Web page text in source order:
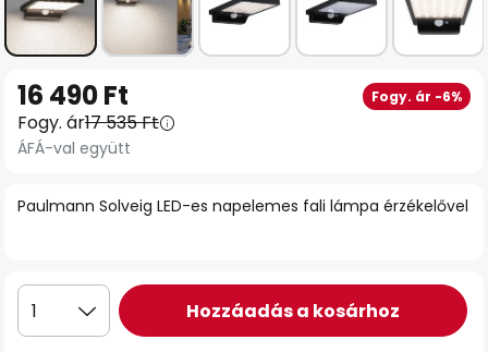
képgaléria
elejére
Paulmann Solveig LED-es napelemes fali lámpa érzékelővel
16 490 Ft Fogy. ár -6%
Fogy. ár17 535 Ft
ÁFÁ-val együtt
1 Hozzáadás a kosárhoz